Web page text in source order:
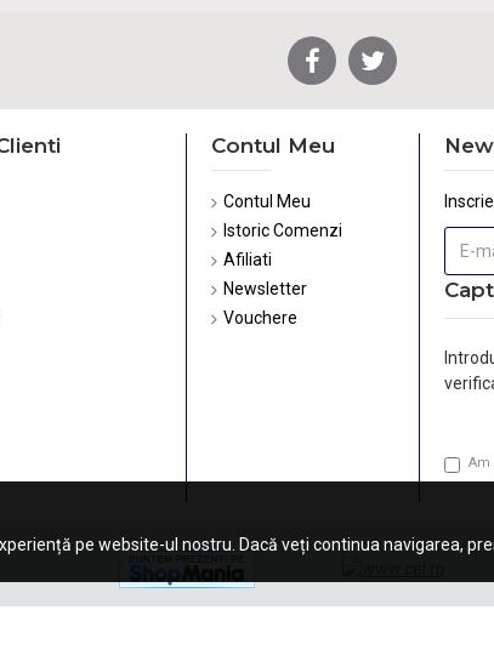
Contul Meu
Contul Meu
Istoric Comenzi
Afiliati
Newsletter
Vouchere
Am
pe website-ul nostru. Dacă veți continua navigarea,